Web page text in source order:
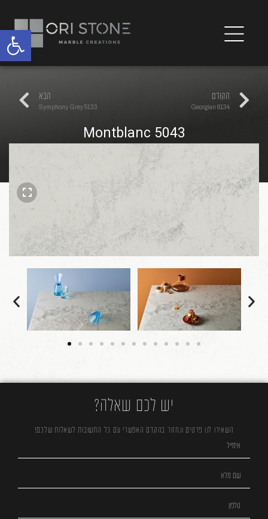
הקודם
6134 Georgian
הבא
5133 Symphony Grey
5043 Montblanc
יש לכם שאלה?
השאירו לנו פרטים ונחזור בהקדם האפשרי עם כל התשובות לשאלות שלכם!